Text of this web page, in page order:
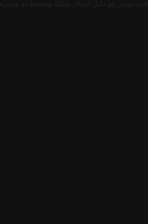
تونس هو دليل أعمال تملكه وتحتفظ به وتديره